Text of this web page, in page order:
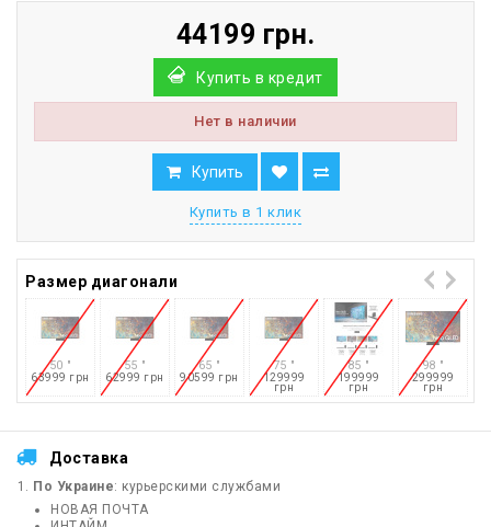
44199 грн.
Купить в кредит
Нет в наличии
Купить
Купить в 1 клик
Размер диагонали
50 "
63999 грн
55 "
62999 грн
65 "
90599 грн
75 "
129999
грн
85 "
199999
грн
98 "
299999
грн
Доставка
По Украине: курьерскими службами
НОВАЯ ПОЧТА